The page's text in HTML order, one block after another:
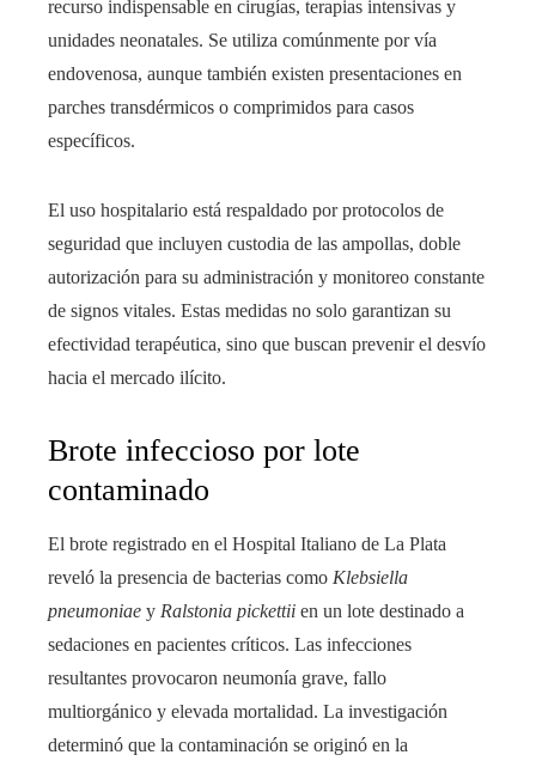
recurso indispensable en cirugías, terapias intensivas y
unidades neonatales. Se utiliza comúnmente por vía
endovenosa, aunque también existen presentaciones en
parches transdérmicos o comprimidos para casos
específicos.
El uso hospitalario está respaldado por protocolos de
seguridad que incluyen custodia de las ampollas, doble
autorización para su administración y monitoreo constante
de signos vitales. Estas medidas no solo garantizan su
efectividad terapéutica, sino que buscan prevenir el desvío
hacia el mercado ilícito.
Brote infeccioso por lote
contaminado
El brote registrado en el Hospital Italiano de La Plata
reveló la presencia de bacterias como Klebsiella
pneumoniae y Ralstonia pickettii en un lote destinado a
sedaciones en pacientes críticos. Las infecciones
resultantes provocaron neumonía grave, fallo
multiorgánico y elevada mortalidad. La investigación
determinó que la contaminación se originó en la